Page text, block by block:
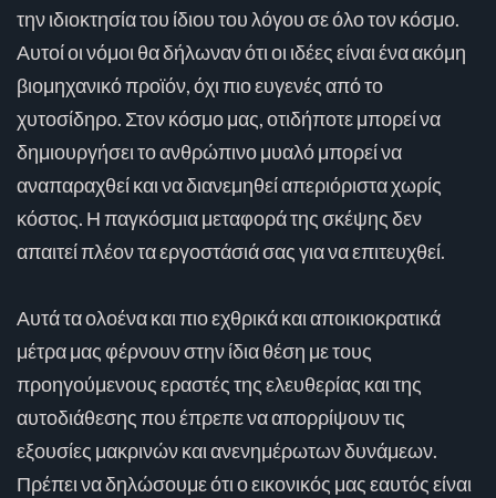
την ιδιοκτησία του ίδιου του λόγου σε όλο τον κόσμο.
Αυτοί οι νόμοι θα δήλωναν ότι οι ιδέες είναι ένα ακόμη
βιομηχανικό προϊόν, όχι πιο ευγενές από το
χυτοσίδηρο. Στον κόσμο μας, οτιδήποτε μπορεί να
δημιουργήσει το ανθρώπινο μυαλό μπορεί να
αναπαραχθεί και να διανεμηθεί απεριόριστα χωρίς
κόστος. Η παγκόσμια μεταφορά της σκέψης δεν
απαιτεί πλέον τα εργοστάσιά σας για να επιτευχθεί.
Αυτά τα ολοένα και πιο εχθρικά και αποικιοκρατικά
μέτρα μας φέρνουν στην ίδια θέση με τους
προηγούμενους εραστές της ελευθερίας και της
αυτοδιάθεσης που έπρεπε να απορρίψουν τις
εξουσίες μακρινών και ανενημέρωτων δυνάμεων.
Πρέπει να δηλώσουμε ότι ο εικονικός μας εαυτός είναι